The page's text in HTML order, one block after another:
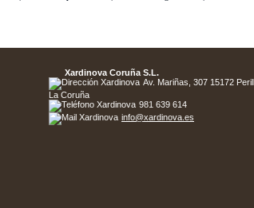
Xardinova Coruña S.L.
Av. Mariñas, 307 15172
La Coruña
981 639 614
info@xardinova.es